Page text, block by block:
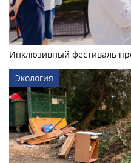
Инклюзивный фестиваль
Экология